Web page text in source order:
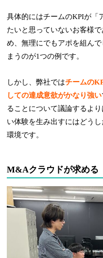
具体的にはチームのKPIが「
たいと思っていないお客様
め、無理にでもアポを組ん
まうのが1つの例です。
しかし、弊社ではチームの
しての達成意欲がかなり強い
ることについて議論するよ
い体験を生み出すにはどう
環境です。
M&Aクラウドが求める